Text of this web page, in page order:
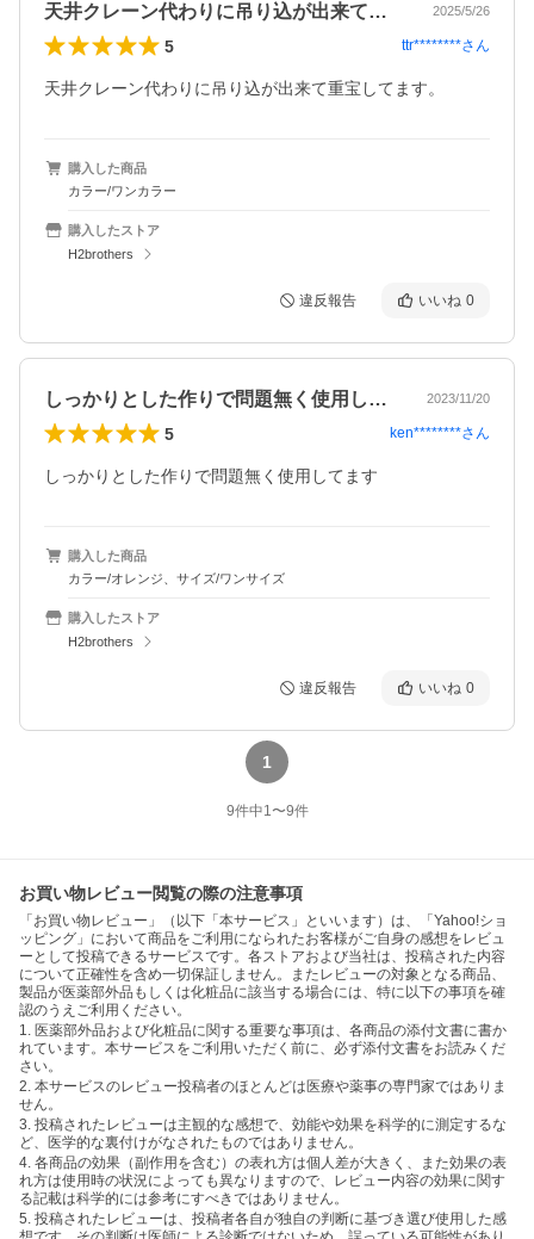
天井クレーン代わりに吊り込が出来て重宝… 2025/5/26
5 ttr********さん
天井クレーン代わりに吊り込が出来て重宝してます。
購入した商品
カラー/ワンカラー
購入したストア
H2brothers
違反報告 いいね 0
しっかりとした作りで問題無く使用してま… 2023/11/20
5 ken********さん
購入した商品
カラー/オレンジ、サイズ/ワンサイズ
購入したストア
H2brothers
違反報告 いいね 0
1
9件中1〜9件
お買い物レビュー閲覧の際の注意事項
「お買い物レビュー」（以下「本サービス」といいます）は、「Yahoo!ショ
ッピング」において商品をご利用になられたお客様がご自身の感想をレビュ
ーとして投稿できるサービスです。各ストアおよび当社は、投稿された内容
について正確性を含め一切保証しません。またレビューの対象となる商品、
製品が医薬部外品もしくは化粧品に該当する場合には、特に以下の事項を確
認のうえご利用ください。
1. 医薬部外品および化粧品に関する重要な事項は、各商品の添付文書に書か
れています。本サービスをご利用いただく前に、必ず添付文書をお読みくだ
さい。
2. 本サービスのレビュー投稿者のほとんどは医療や薬事の専門家ではありま
せん。
3. 投稿されたレビューは主観的な感想で、効能や効果を科学的に測定するな
ど、医学的な裏付けがなされたものではありません。
4. 各商品の効果（副作用を含む）の表れ方は個人差が大きく、また効果の表
れ方は使用時の状況によっても異なりますので、レビュー内容の効果に関す
る記載は科学的には参考にすべきではありません。
5. 投稿されたレビューは、投稿者各自が独自の判断に基づき選び使用した感